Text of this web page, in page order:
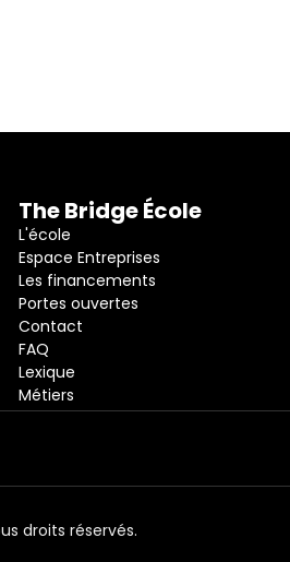
The Bridge École
L'école
Espace Entreprises
Les financements
Portes ouvertes
Contact
FAQ
Lexique
Métiers
droits réservés.